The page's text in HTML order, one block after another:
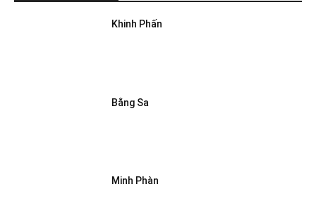
Khinh Phấn
Bằng Sa
Minh Phàn